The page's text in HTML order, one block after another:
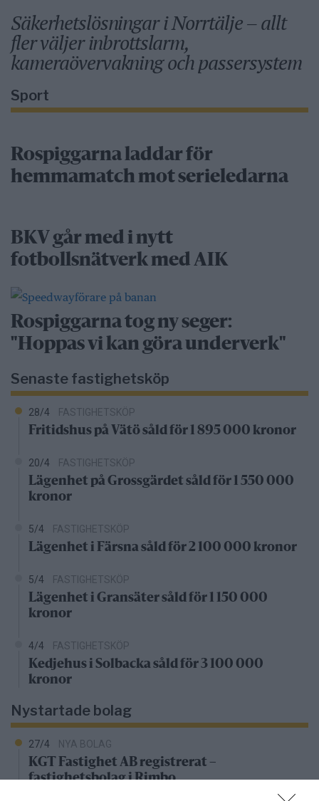
Säkerhetslösningar i Norrtälje – allt
fler väljer inbrottslarm,
kameraövervakning och passersystem
Sport
Rospiggarna laddar för
hemmamatch mot serieledarna
BKV går med i nytt
fotbollsnätverk med AIK
Rospiggarna tog ny seger:
"Hoppas vi kan göra underverk"
Senaste fastighetsköp
28/4 FASTIGHETSKÖP
Fritidshus på Vätö såld för 1 895 000 kronor
20/4 FASTIGHETSKÖP
Lägenhet på Grossgärdet såld för 1 550 000
kronor
5/4 FASTIGHETSKÖP
Lägenhet i Färsna såld för 2 100 000 kronor
5/4 FASTIGHETSKÖP
Lägenhet i Gransäter såld för 1 150 000
kronor
4/4 FASTIGHETSKÖP
Kedjehus i Solbacka såld för 3 100 000
kronor
Nystartade bolag
27/4 NYA BOLAG
KGT Fastighet AB registrerat –
fastighetsbolag i Rimbo